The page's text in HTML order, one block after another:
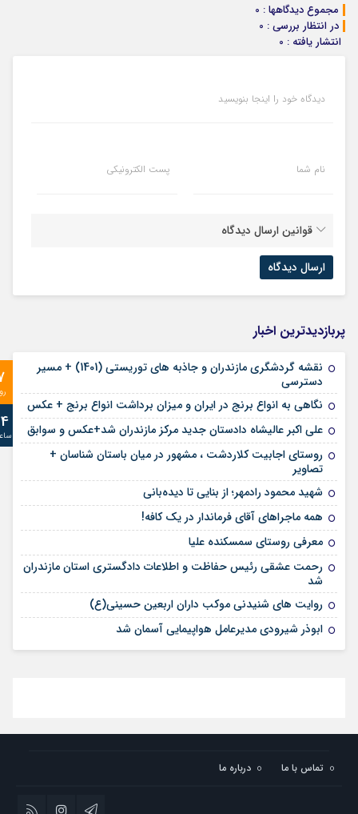
مجموع دیدگاهها : 0
در انتظار بررسی : 0
انتشار یافته : 0
دیدگاه خود را اینجا بنویسید
نام شما پست الکترونیکی
قوانین ارسال دیدگاه
پربازدیدترین اخبار
نقشه گردشگری مازندران و جاذبه های توریستی (1401) + مسیر
دسترسی
نگاهی به انواع برنج در ایران و میزان برداشت انواع برنج + عکس
علی‌ اکبر عالیشاه دادستان جدید مرکز مازندران شد+عکس و سوابق
روستای اجابیت کلاردشت ، مشهور در میان باستان شناسان +
تصاویر
شهید محمود رادمهر؛ از بنایی تا دیده‌بانی
همه ماجراهای آقای فرماندار در یک کافه!
معرفی روستای سمسکنده علیا
رحمت عشقی رئیس حفاظت و اطلاعات دادگستری استان مازندران
شد
روایت های شنیدنی موکب داران اربعین حسینی(ع)
ابوذر شیرودی مدیرعامل هواپیمایی آسمان شد
تماس با ما درباره ما